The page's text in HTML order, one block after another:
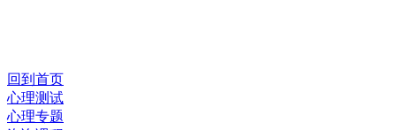
回到首页
心理测试
心理专题